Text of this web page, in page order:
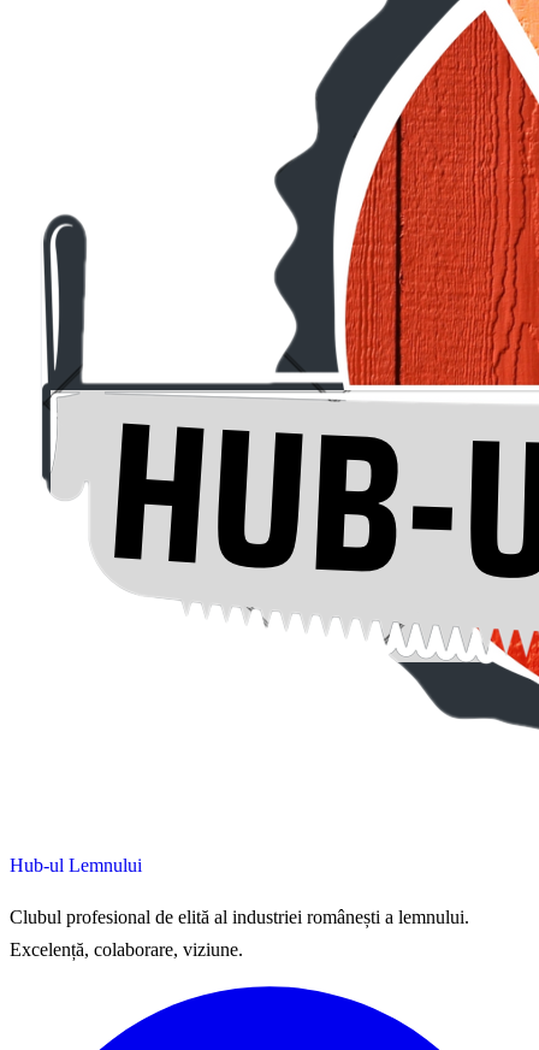
Hub-ul Lemnului
Clubul profesional de elită al industriei românești a lemnului.
Excelență, colaborare, viziune.